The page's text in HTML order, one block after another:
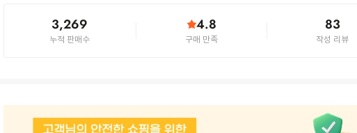
3,269
누적 판매수
4.8
구매 만족
83
작성 리뷰